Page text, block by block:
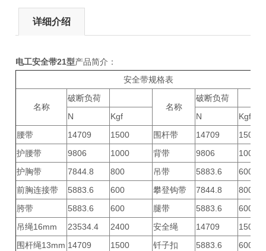
详细介绍
电工安全带21型产品简介：
安全带规格表
名称
破断负荷
名称
破断负荷
N
Kgf N
Kgf
腰带
14709 1500 围杆带 14709
1500
护腰带
9806 1000 背带 9806
1000
护胸带
7844.8 800 吊带 5883.6
600
前胸连接带
5883.6 600 攀登钩带 7844.8
800
胯带
5883.6 600 腿带 5883.6
600
吊绳16mm
23534.4 2400 安全绳 14709
1500
围杆绳13mm 14709 1500 钎子扣 5883.6
600